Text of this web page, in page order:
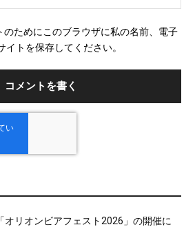
ェ
のためにこのブラウザに私の名前、電子
トを保存してください。
「オリオンビアフェスト2026」の開催に